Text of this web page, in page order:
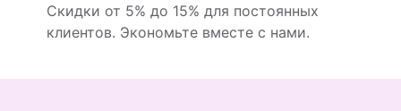
Скидки от 5% до 15% для постоянных
клиентов. Экономьте вместе с нами.